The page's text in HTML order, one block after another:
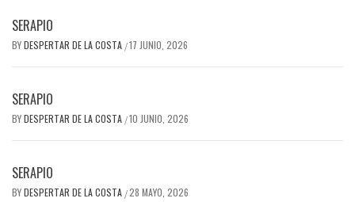
SERAPIO
BYDESPERTAR DE LA COSTA /17 JUNIO, 2026
SERAPIO
BYDESPERTAR DE LA COSTA /10 JUNIO, 2026
SERAPIO
BYDESPERTAR DE LA COSTA /28 MAYO, 2026